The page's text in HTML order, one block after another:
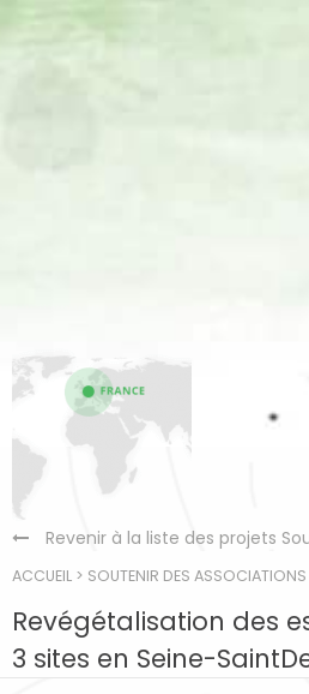
Revenir à la liste des projets
ACCUEIL > SOUTENIR DES ASSOCIATIONS
Revégétalisation des
3 sites en Seine-